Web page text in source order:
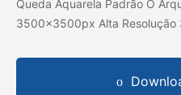
Queda Aquarela Padrão O
3500x3500px Alta Resolução